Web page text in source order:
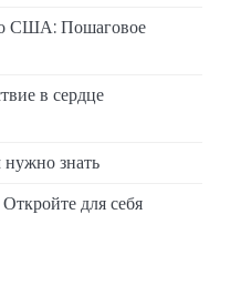
США: Пошаговое
в сердце
знать
для себя